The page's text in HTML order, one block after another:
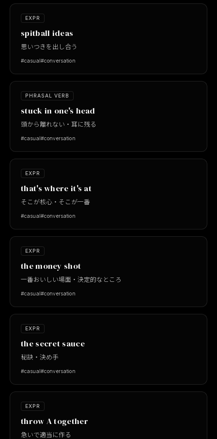
EXPR
spitball ideas
思いつきを出し合う
#casual#conversation
PHRASAL VERB
stuck in one's head
頭から離れない・耳に残る
#casual#conversation
EXPR
that's where it's at
そこが核心・そこが一番
#casual#conversation
EXPR
the money shot
一番おいしい場面・決定的なところ
#casual#conversation
EXPR
the secret sauce
秘訣・決め手
#casual#conversation
EXPR
throw A together
急いで適当に作る